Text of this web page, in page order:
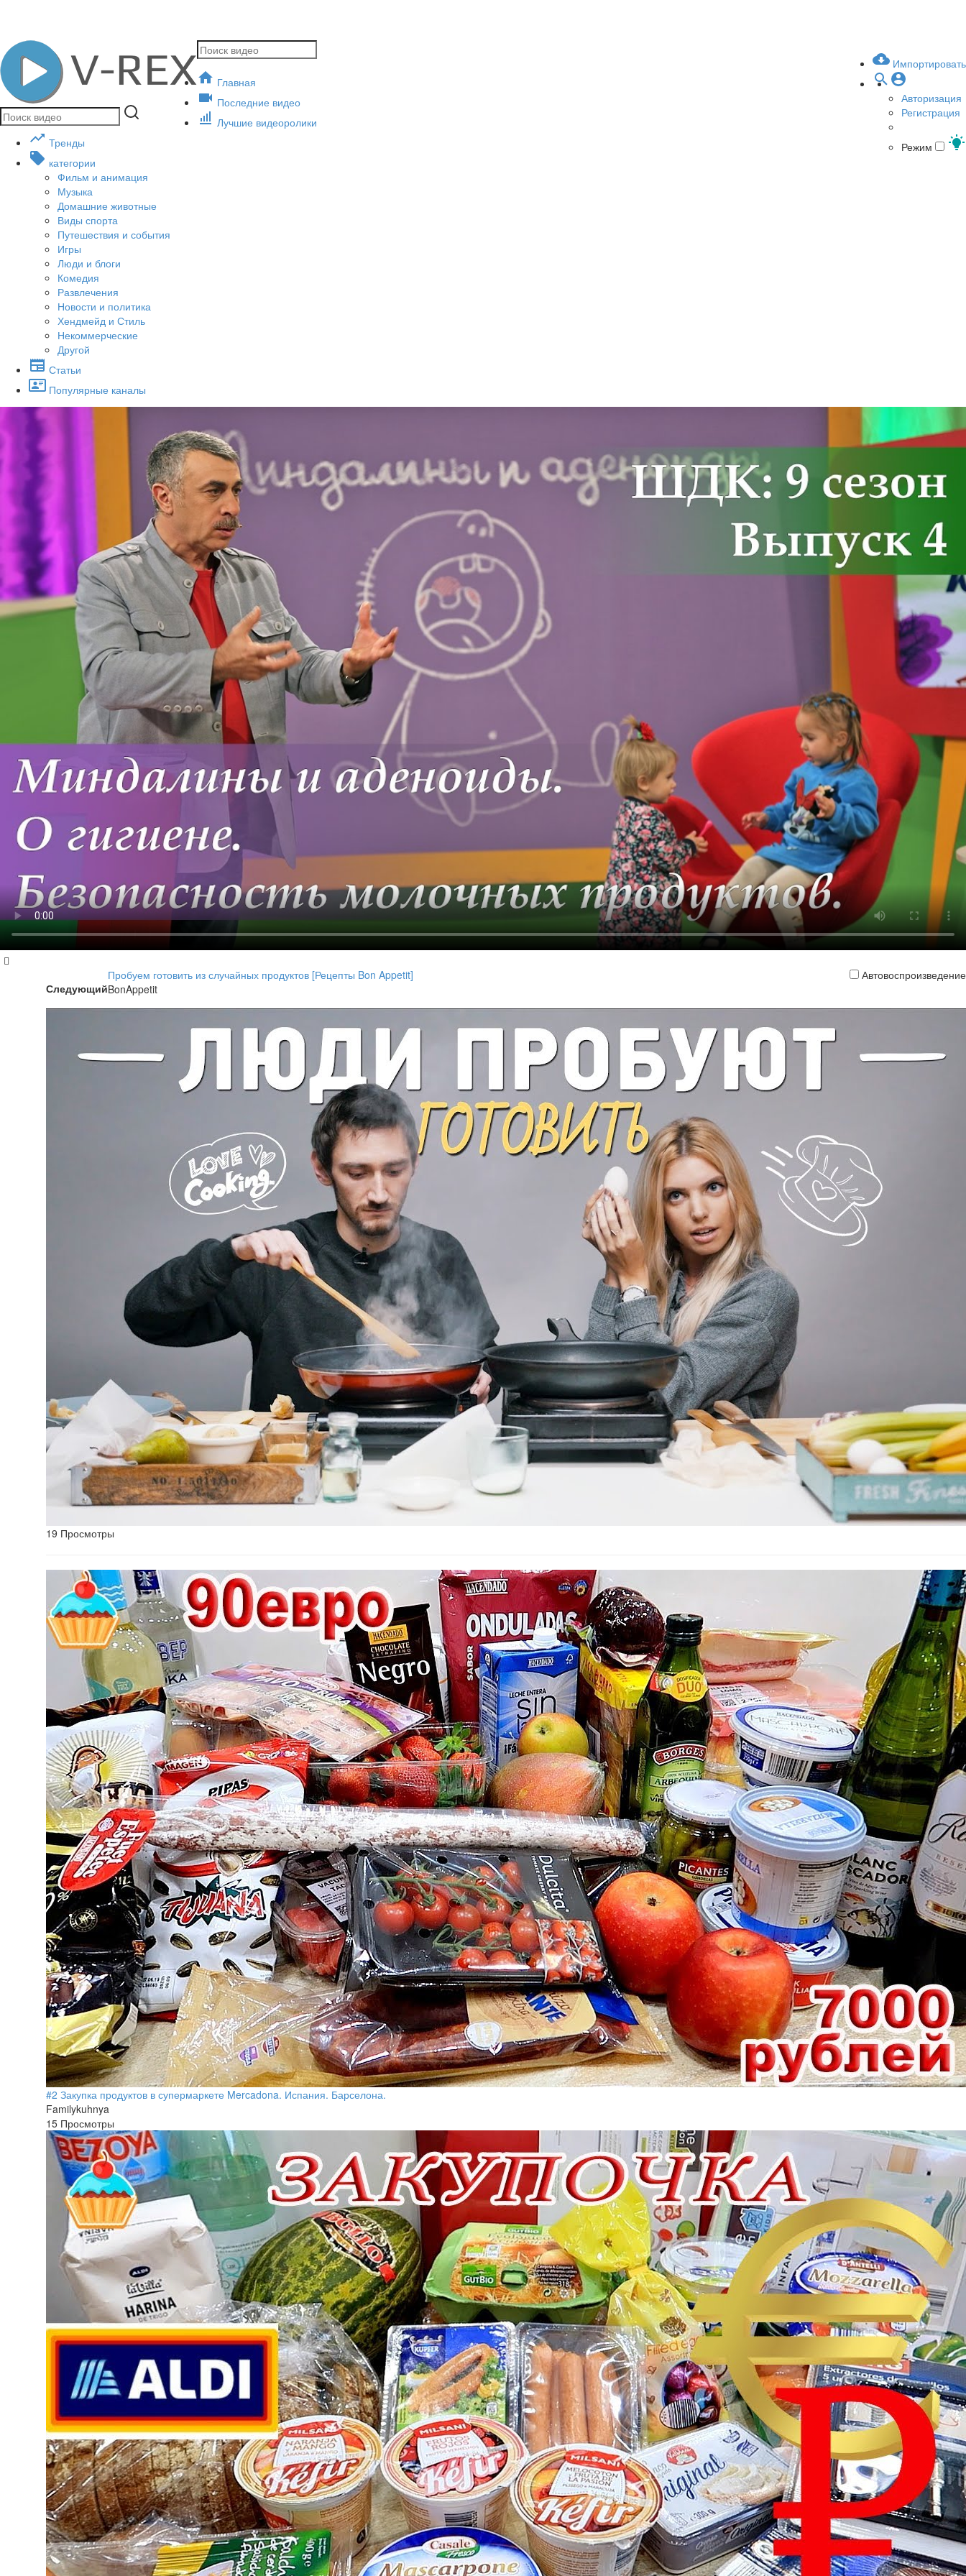
Импортировать
Авторизация
Регистрация
Режим
Главная
Последние видео
Лучшие видеоролики
Тренды
категории
Фильм и анимация
Музыка
Домашние животные
Виды спорта
Путешествия и события
Игры
Люди и блоги
Комедия
Развлечения
Новости и политика
Хендмейд и Стиль
Некоммерческие
Другой
Статьи
Популярные каналы
Следующий
Автовоспроизведение
Пробуем готовить из случайных продуктов [Рецепты Bon Appetit]
BonAppetit
19 Просмотры
#2 Закупка продуктов в супермаркете Mercadona. Испания. Барселона.
Familykuhnya
15 Просмотры